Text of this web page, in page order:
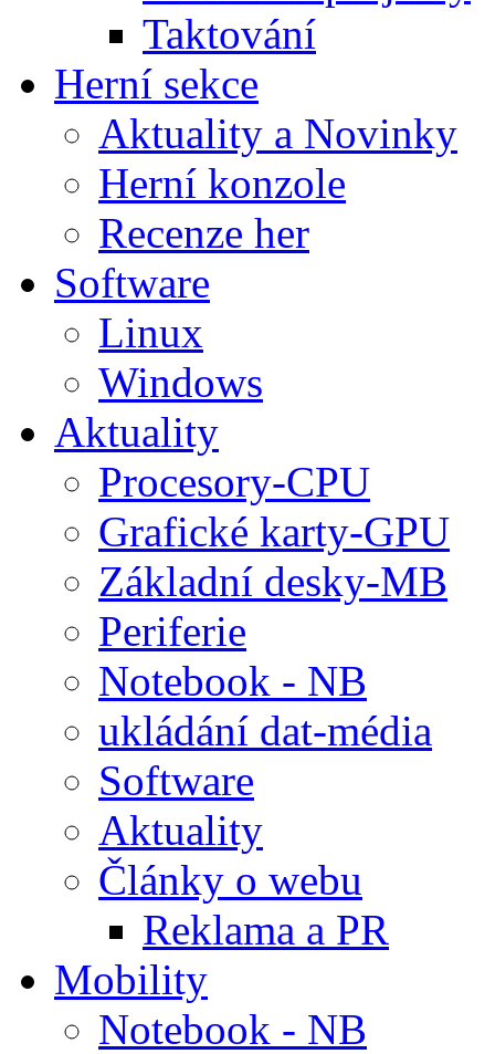
Taktování
Herní sekce
Aktuality a Novinky
Herní konzole
Recenze her
Software
Linux
Windows
Aktuality
Procesory-CPU
Grafické karty-GPU
Základní desky-MB
Periferie
Notebook - NB
ukládání dat-média
Software
Aktuality
Články o webu
Reklama a PR
Mobility
Notebook - NB